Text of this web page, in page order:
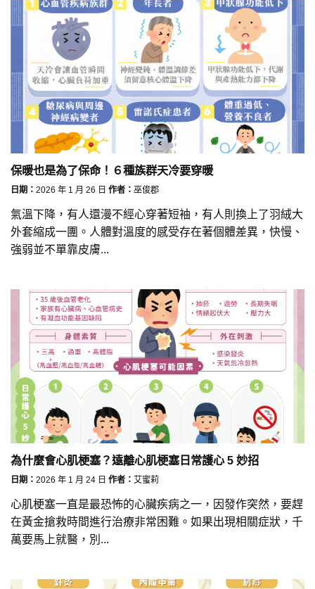
保暖也是為了保命！６種族群天冷要穿暖
日期： 2026 年 1 月 26 日 作者： 巫俊郡
氣溫下降，有人還漫不經心穿著短袖，有人則換上了羽絨大
外套縮成一團。人體對溫度的感受存在著個體差異，快慢、
強弱並不單靠皮膚...
為什麼會心肌梗塞？遠離心肌梗塞日常護心 5 妙招
日期： 2026 年 1 月 24 日 作者： 艾蜜莉
心肌梗塞一直是最恐怖的心臟疾病之一，因發作突然，要趕
在黃金搶救時間進行治療非常困難。如果出現相關症狀，千
萬要馬上就醫，別...